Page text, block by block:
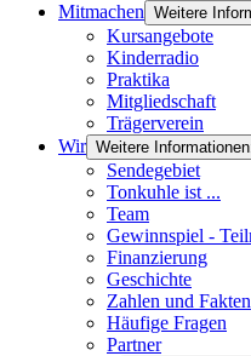
Mitmachen Weitere
Kursangebote
Kinderradio
Praktika
Mitgliedschaft
Trägerverein
Wir Weitere
Sendegebiet
Tonkuhle ist ...
Team
Gewinnspiel -
Finanzierung
Geschichte
Zahlen und Fakten
Häufige Fragen
Partner